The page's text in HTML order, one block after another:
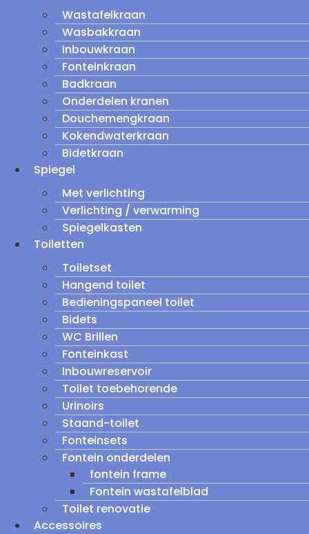
Wastafelkraan
Wasbakkraan
Inbouwkraan
Fonteinkraan
Badkraan
Onderdelen kranen
Douchemengkraan
Kokendwaterkraan
Bidetkraan
Spiegel
Met verlichting
Verlichting / verwarming
Spiegelkasten
Toiletten
Toiletset
Hangend toilet
Bedieningspaneel toilet
Bidets
WC Brillen
Fonteinkast
Inbouwreservoir
Toilet toebehorende
Urinoirs
Staand-toilet
Fonteinsets
Fontein onderdelen
fontein frame
Fontein wastafelblad
Toilet renovatie
Accessoires